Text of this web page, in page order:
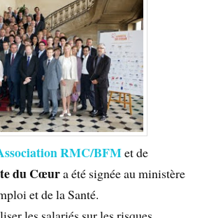
RMC/BFMet de
du Cœura été signée au ministère
et de la Santé.